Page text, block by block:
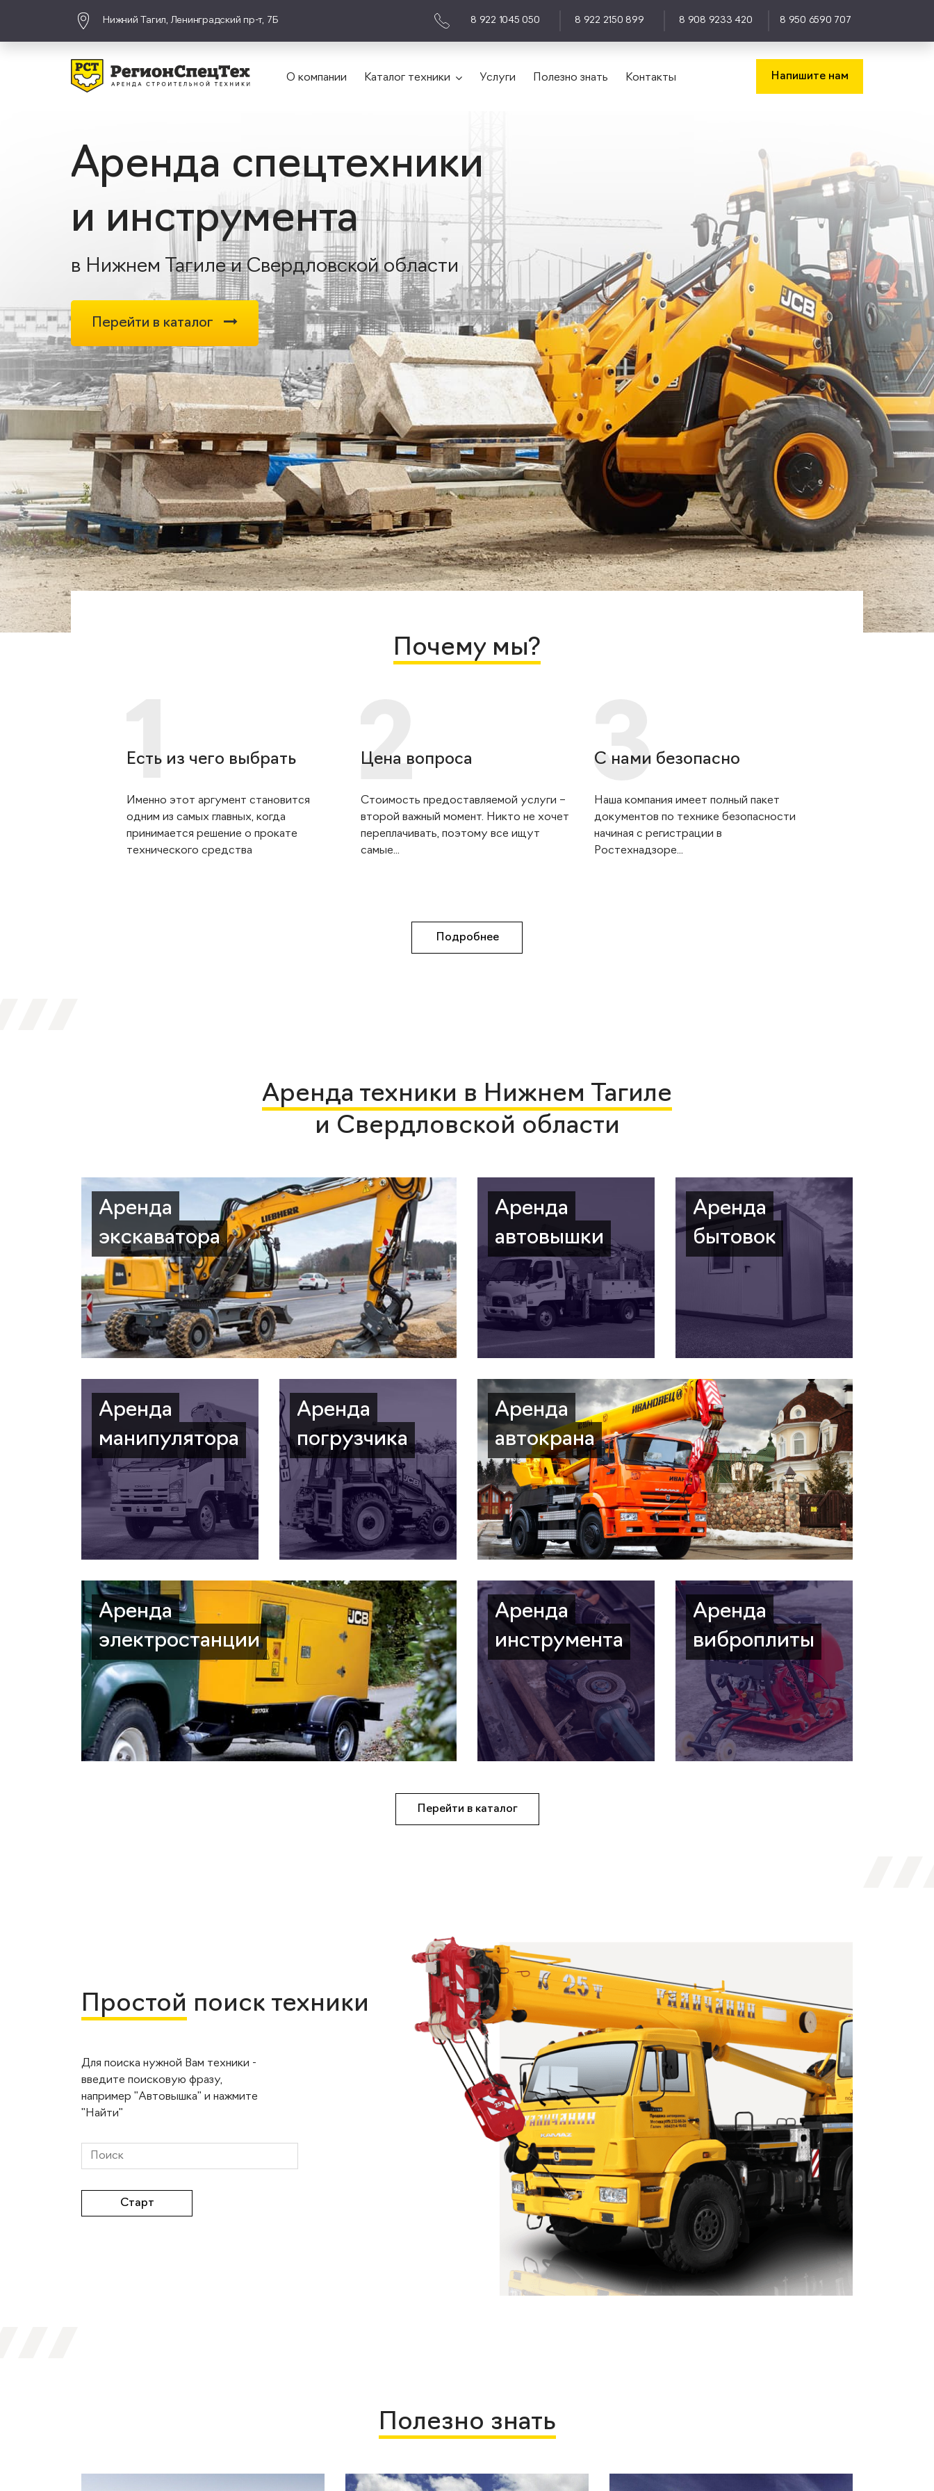
Нижний Тагил, Ленинградский пр-т, 7Б 8 922 1045 050 8 922 2150 899 8 908 9233 420 8 950 6590 707
О компании Каталог техники Услуги Полезно знать Контакты Напишите нам
Аренда спецтехники
и инструмента
в Нижнем Тагиле и Свердловской области
Перейти в каталог
Почему мы?
Есть из чего выбрать
Именно этот аргумент становится
одним из самых главных, когда
принимается решение о прокате
технического средства
Цена вопроса
Стоимость предоставляемой услуги –
второй важный момент. Никто не хочет
переплачивать, поэтому все ищут
самые...
С нами безопасно
Наша компания имеет полный пакет
документов по технике безопасности
начиная с регистрации в
Ростехнадзоре...
Подробнее
Аренда техники в Нижнем Тагиле
и Свердловской области
Аренда
экскаватора
Аренда
автовышки
Аренда
бытовок
Аренда
манипулятора
Аренда
погрузчика
Аренда
автокрана
Аренда
электростанции
Аренда
инструмента
Аренда
виброплиты
Перейти в каталог
Простой поиск техники
Для поиска нужной Вам техники -
введите поисковую фразу,
например "Автовышка" и нажмите
"Найти"
Полезно знать